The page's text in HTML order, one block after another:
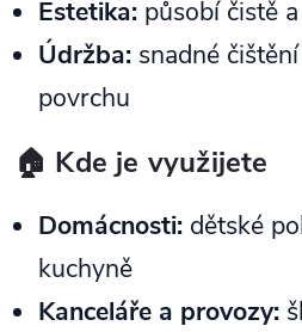
Estetika: působí čistě
Údržba: snadné
povrchu
🏠 Kde je využijete
Domácnosti: dětské
kuchyně
Kanceláře a provozy: